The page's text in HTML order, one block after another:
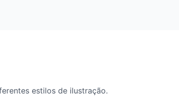
estilos de ilustração.